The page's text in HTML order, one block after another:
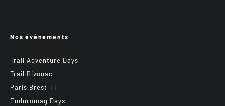
Nos événements
Trail Adventure Days
Trail Bivouac
Paris Brest TT
Enduromag Days